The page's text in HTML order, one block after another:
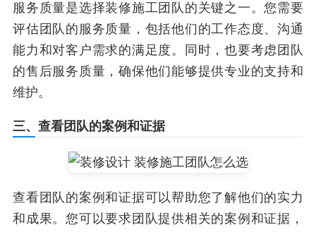
服务质量是选择装修施工团队的关键之一。您需要
评估团队的服务质量，包括他们的工作态度、沟通
能力和对客户需求的满足度。同时，也要考虑团队
的售后服务质量，确保他们能够提供专业的支持和
维护。
三、查看团队的案例和证据
查看团队的案例和证据可以帮助您了解他们的实力
和成果。您可以要求团队提供相关的案例和证据，